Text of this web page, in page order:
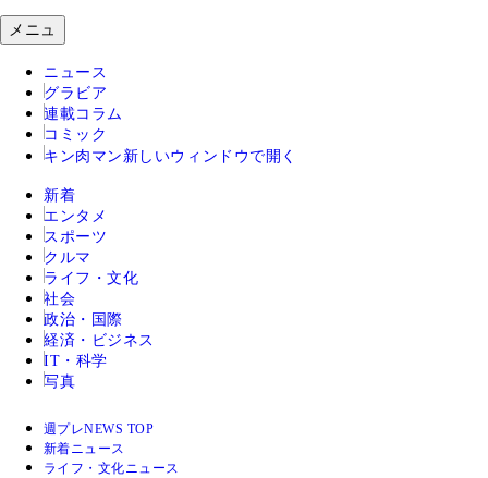
メニュ
ニュース
グラビア
連載コラム
コミック
キン肉マン 新しいウィンドウで開く
新着
エンタメ
スポーツ
クルマ
ライフ・文化
社会
政治・国際
経済・ビジネス
IT・科学
写真
週プレNEWS TOP
新着ニュース
ライフ・文化ニュース